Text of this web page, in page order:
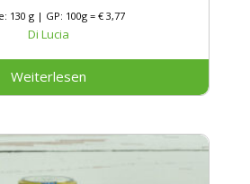
Di Lucia
130 g | GP: 100g = € 3,77
Weiterlesen